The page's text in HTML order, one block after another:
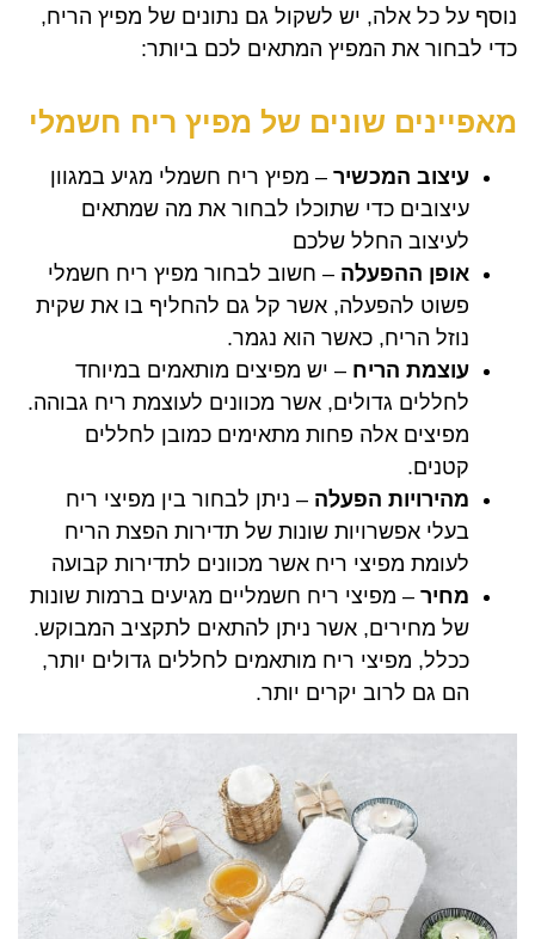
נוסף על כל אלה, יש לשקול גם נתונים של מפיץ הריח,
כדי לבחור את המפיץ המתאים לכם ביותר:
מאפיינים שונים של מפיץ ריח חשמלי
עיצוב המכשיר – מפיץ ריח חשמלי מגיע במגוון
עיצובים כדי שתוכלו לבחור את מה שמתאים
לעיצוב החלל שלכם
אופן ההפעלה – חשוב לבחור מפיץ ריח חשמלי
פשוט להפעלה, אשר קל גם להחליף בו את שקית
נוזל הריח, כאשר הוא נגמר.
עוצמת הריח – יש מפיצים מותאמים במיוחד
לחללים גדולים, אשר מכוונים לעוצמת ריח גבוהה.
מפיצים אלה פחות מתאימים כמובן לחללים
קטנים.
מהירויות הפעלה – ניתן לבחור בין מפיצי ריח
בעלי אפשרויות שונות של תדירות הפצת הריח
לעומת מפיצי ריח אשר מכוונים לתדירות קבועה
מחיר – מפיצי ריח חשמליים מגיעים ברמות שונות
של מחירים, אשר ניתן להתאים לתקציב המבוקש.
ככלל, מפיצי ריח מותאמים לחללים גדולים יותר,
הם גם לרוב יקרים יותר.